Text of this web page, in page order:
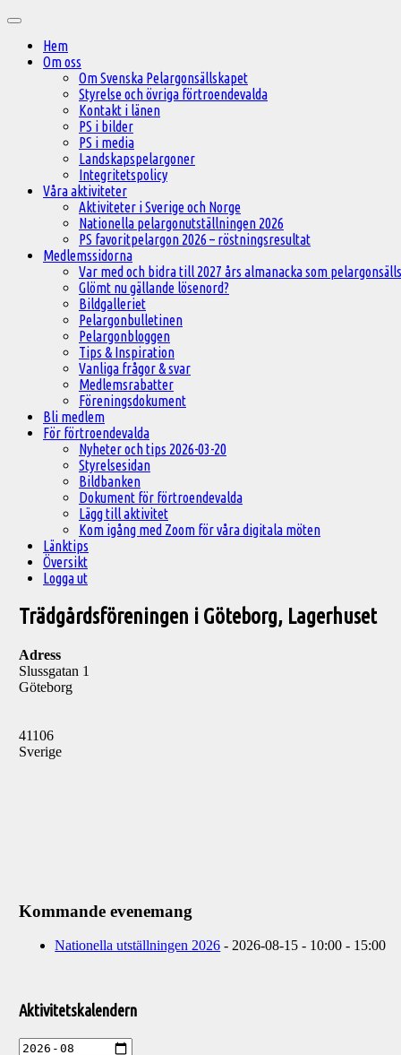
innehåll
Huvudmeny
Hem
Om oss
Om Svenska Pelargonsällskapet
Styrelse och övriga förtroendevalda
Kontakt i länen
PS i bilder
PS i media
Landskapspelargoner
Integritetspolicy
Våra aktiviteter
Aktiviteter i Sverige och Norge
Nationella pelargonutställningen 2026
PS favoritpelargon 2026 – röstningsresultat
Medlemssidorna
Var med och bidra till 2027 års almanacka som
Glömt nu gällande lösenord?
Bildgalleriet
Pelargonbulletinen
Pelargonbloggen
Tips & Inspiration
Vanliga frågor & svar
Medlemsrabatter
Föreningsdokument
Bli medlem
För förtroendevalda
Nyheter och tips 2026-03-20
Styrelsesidan
Bildbanken
Dokument för förtroendevalda
Lägg till aktivitet
Kom igång med Zoom för våra digitala möten
Länktips
Översikt
Logga ut
Trädgårdsföreningen i Göteborg, Lagerhuset
Adress
Slussgatan 1
Göteborg
41106
Sverige
Kommande evenemang
Nationella utställningen 2026 - 2026-08-15 - 10:00 - 15:00
till
Aktivitetskalendern